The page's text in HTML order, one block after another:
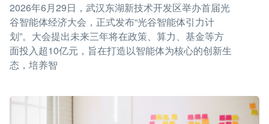
2026年6月29日，武汉东湖新技术开发区举办首届光
谷智能体经济大会，正式发布“光谷智能体引力计
划”。大会提出未来三年将在政策、算力、基金等方
面投入超10亿元，旨在打造以智能体为核心的创新生
态，培养智